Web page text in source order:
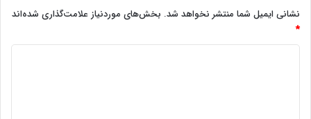
نشانی ایمیل شما منتشر نخواهد شد. بخش‌های موردنیاز علامت‌گذاری شده‌اند
*